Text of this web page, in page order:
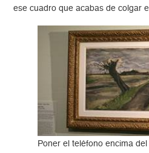
ese cuadro que acabas de colgar
Poner el teléfono encima